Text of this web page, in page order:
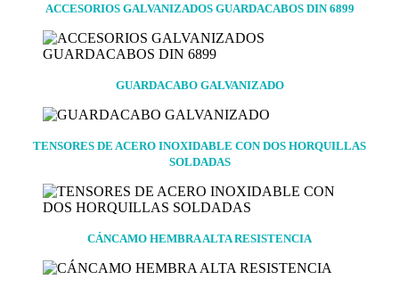
ACCESORIOS GALVANIZADOS GUARDACABOS DIN 6899
GUARDACABO GALVANIZADO
TENSORES DE ACERO INOXIDABLE CON DOS HORQUILLAS
SOLDADAS
CÁNCAMO HEMBRA ALTA RESISTENCIA